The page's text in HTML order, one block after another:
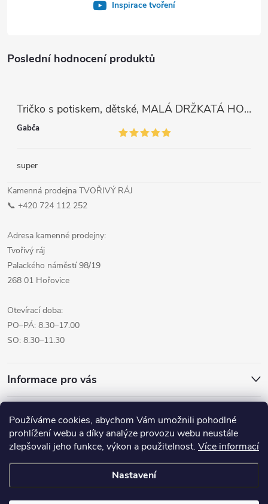
Používáme cookies, abychom Vám umožnili pohodlné
prohlížení webu a díky analýze provozu webu neustále
zlepšovali jeho funkce, výkon a použitelnost. Více informací
Nastavení
Poslední hodnocení produktů
Tričko s potiskem, dětské, MALÁ DRŽKATÁ HOLKA, 1 ks
Gabča
super
Kamenná prodejna TVOŘIVÝ RÁJ
📞 +420 724 112 252
Adresa kamenné prodejny:
Tvořivý ráj
Palackého náměstí 98/19
268 01 Hořovice
Otevírací doba:
PO–PÁ: 8.30–17.00
SO: 8.30–11.30
Informace pro vás
Inspirace tvoření
Přijímáme online platby
vyhrazena.